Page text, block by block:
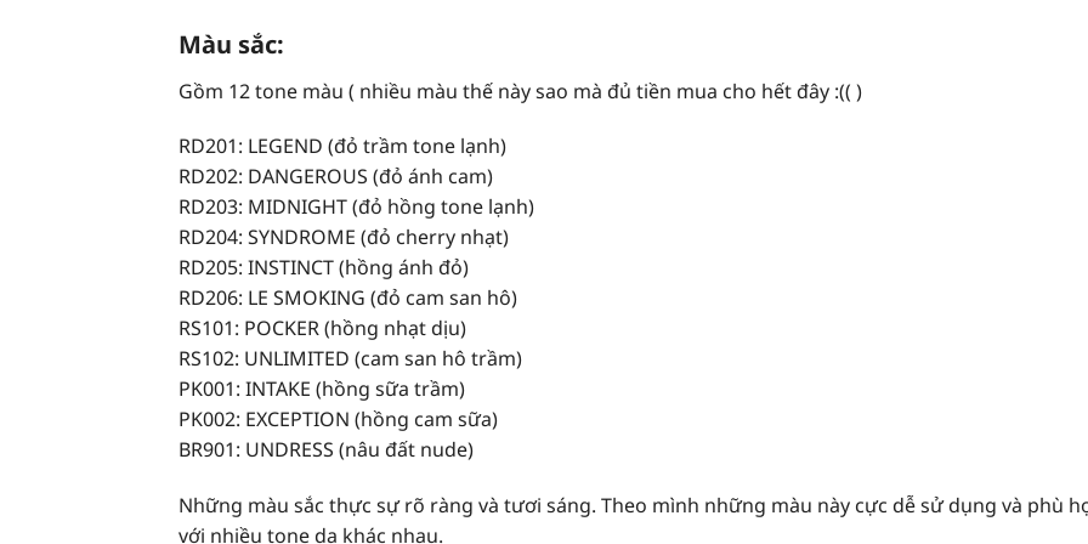
Màu sắc:
Gồm 12 tone màu ( nhiều màu thế này sao mà đủ tiền mua cho hết đây :(( )
RD201: LEGEND (đỏ trầm tone lạnh)
RD202: DANGEROUS (đỏ ánh cam)
RD203: MIDNIGHT (đỏ hồng tone lạnh)
RD204: SYNDROME (đỏ cherry nhạt)
RD205: INSTINCT (hồng ánh đỏ)
RD206: LE SMOKING (đỏ cam san hô)
RS101: POCKER (hồng nhạt dịu)
RS102: UNLIMITED (cam san hô trầm)
PK001: INTAKE (hồng sữa trầm)
PK002: EXCEPTION (hồng cam sữa)
BR901: UNDRESS (nâu đất nude)
Những màu sắc thực sự rõ ràng và tươi sáng. Theo mình những màu này cực dễ sử dụng và phù
với nhiều tone da khác nhau.